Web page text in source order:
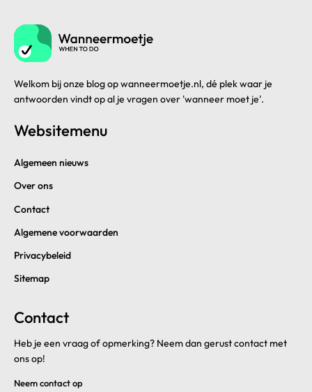
Welkom bij onze blog op wanneermoetje.nl, dé plek waar je
antwoorden vindt op al je vragen over 'wanneer moet je'.
Websitemenu
Algemeen nieuws
Over ons
Contact
Algemene voorwaarden
Privacybeleid
Sitemap
Contact
Heb je een vraag of opmerking? Neem dan gerust contact met
ons op!
Neem contact op